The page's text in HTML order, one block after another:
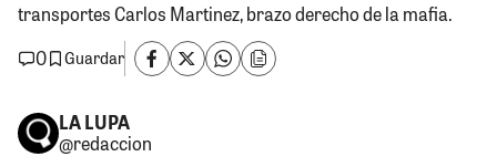
transportes Carlos Martinez, brazo derecho de la mafia.
0
Guardar
LA LUPA
@redaccion